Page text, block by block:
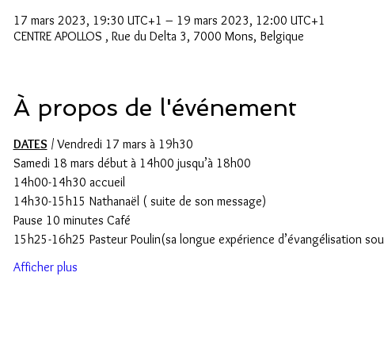
17 mars 2023, 19:30 UTC+1 – 19 mars 2023, 12:00 UTC+1
CENTRE APOLLOS , Rue du Delta 3, 7000 Mons, Belgique
À propos de l'événement
DATES / Vendredi 17 mars à 19h30
Samedi 18 mars début à 14h00 jusqu’à 18h00
14h00-14h30 accueil
14h30-15h15 Nathanaël ( suite de son message)
Pause 10 minutes Café
15h25-16h25 Pasteur Poulin(sa longue expérience d’évangélisation
Afficher plus